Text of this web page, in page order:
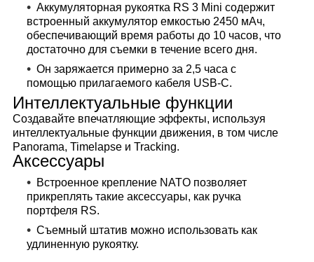
Аккумуляторная рукоятка RS 3 Mini содержит
встроенный аккумулятор емкостью 2450 мАч,
обеспечивающий время работы до 10 часов, что
достаточно для съемки в течение всего дня.
Он заряжается примерно за 2,5 часа с
помощью прилагаемого кабеля USB-C.
Интеллектуальные функции
Создавайте впечатляющие эффекты, используя
интеллектуальные функции движения, в том числе
Panorama, Timelapse и Tracking.
Аксессуары
Встроенное крепление NATO позволяет
прикреплять такие аксессуары, как ручка
портфеля RS.
Съемный штатив можно использовать как
удлиненную рукоятку.